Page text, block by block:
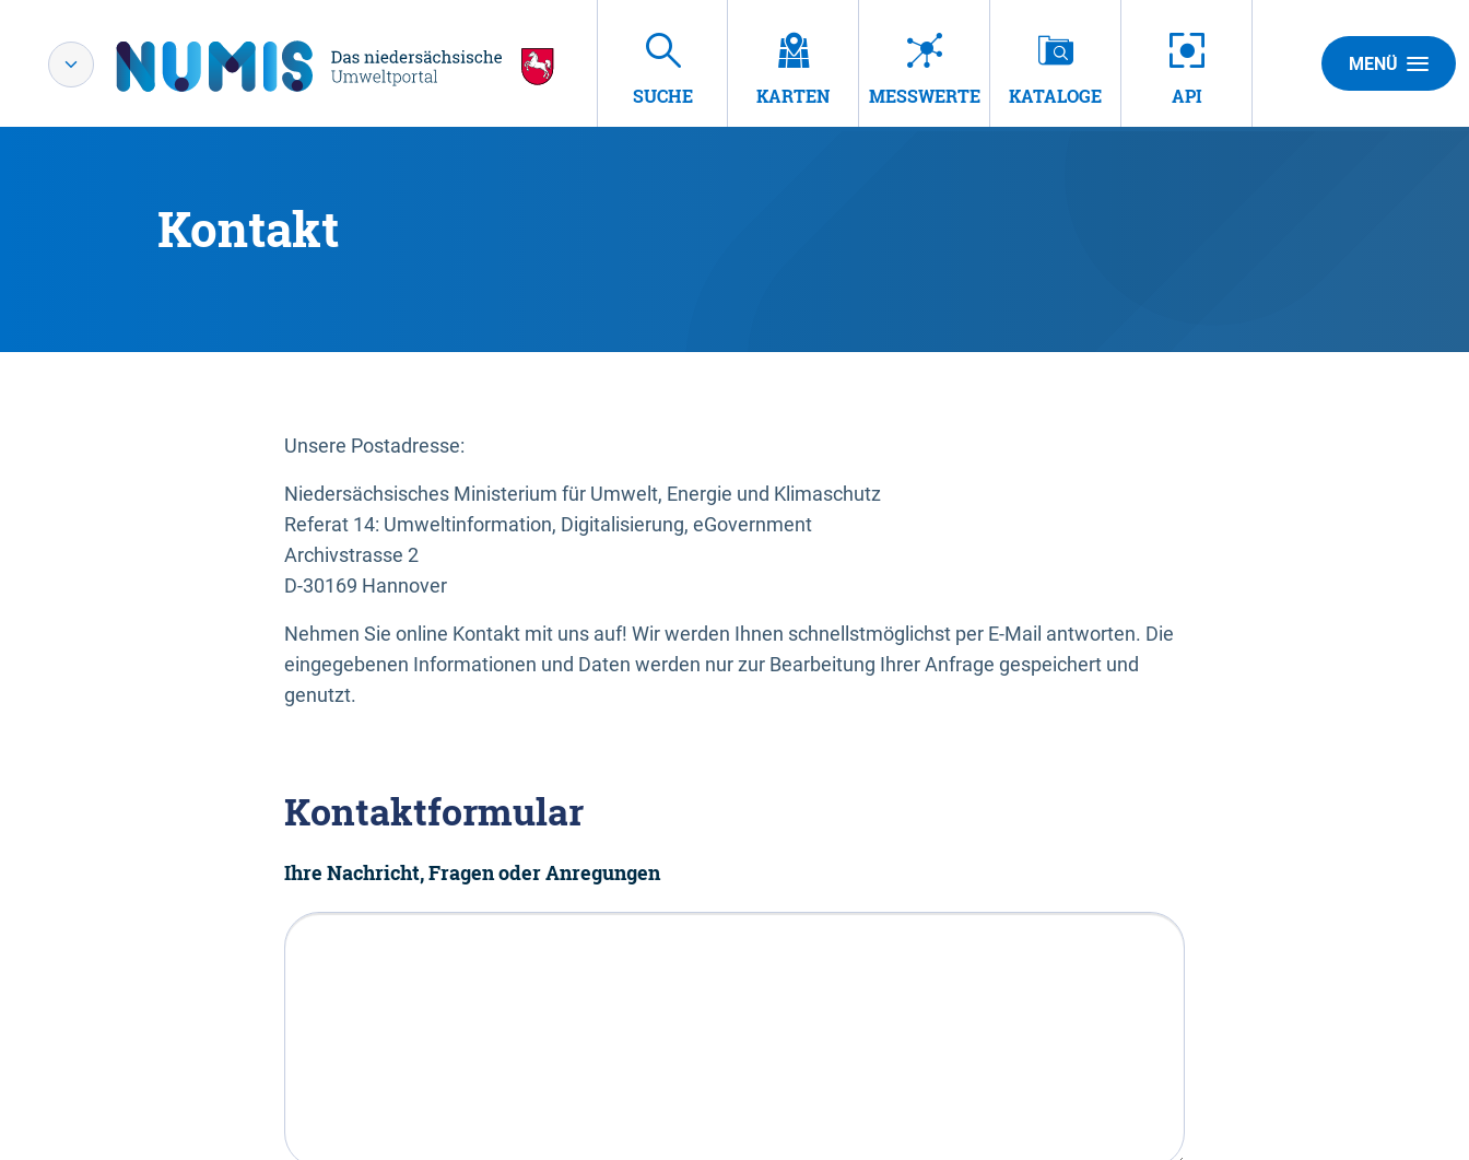
SUCHE KARTEN MESSWERTE KATALOGE API
MENÜ
Kontakt
Unsere Postadresse:
Niedersächsisches Ministerium für Umwelt, Energie und Klimaschutz
Referat 14: Umweltinformation, Digitalisierung, eGovernment
Archivstrasse 2
D-30169 Hannover
Nehmen Sie online Kontakt mit uns auf! Wir werden Ihnen schnellstmöglichst per E-Mail antworten. Die
eingegebenen Informationen und Daten werden nur zur Bearbeitung Ihrer Anfrage gespeichert und
genutzt.
Kontaktformular
Ihre Nachricht, Fragen oder Anregungen